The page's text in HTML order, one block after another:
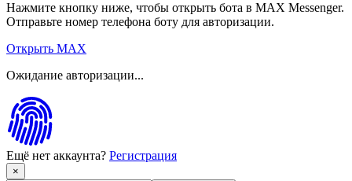
Нажмите кнопку ниже, чтобы открыть бота в MAX Messenger.
Отправьте номер телефона боту для авторизации.
Открыть MAX
Ожидание авторизации...
Ещё нет аккаунта? Регистрация
×